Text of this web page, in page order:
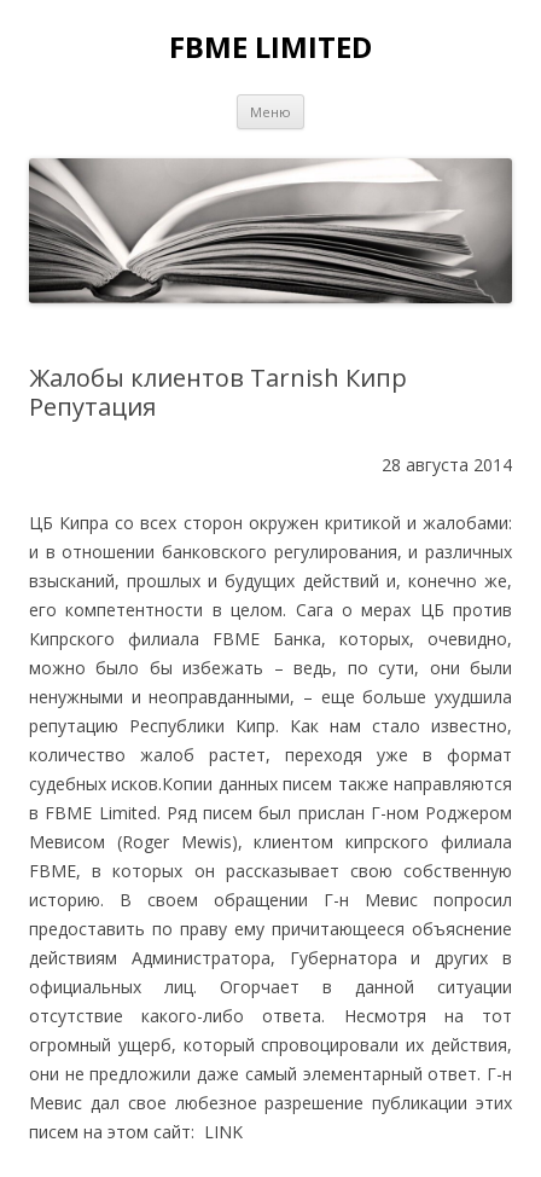
FBME LIMITED
Меню
Жалобы клиентов Tarnish Кипр
Репутация
28 августа 2014
ЦБ Кипра со всех сторон окружен критикой и жалобами:
и в отношении банковского регулирования, и различных
взысканий, прошлых и будущих действий и, конечно же,
его компетентности в целом. Сага о мерах ЦБ против
Кипрского филиала FBME Банка, которых, очевидно,
можно было бы избежать – ведь, по сути, они были
ненужными и неоправданными, – еще больше ухудшила
репутацию Республики Кипр. Как нам стало известно,
количество жалоб растет, переходя уже в формат
судебных исков.Копии данных писем также направляются
в FBME Limited. Ряд писем был прислан Г-ном Роджером
Мевисом (Roger Mewis), клиентом кипрского филиала
FBME, в которых он рассказывает свою собственную
историю. В своем обращении Г-н Мевис попросил
предоставить по праву ему причитающееся объяснение
действиям Администратора, Губернатора и других в
официальных лиц. Огорчает в данной ситуации
отсутствие какого-либо ответа. Несмотря на тот
огромный ущерб, который спровоцировали их действия,
они не предложили даже самый элементарный ответ. Г-н
Мевис дал свое любезное разрешение публикации этих
писем на этом сайт: LINK